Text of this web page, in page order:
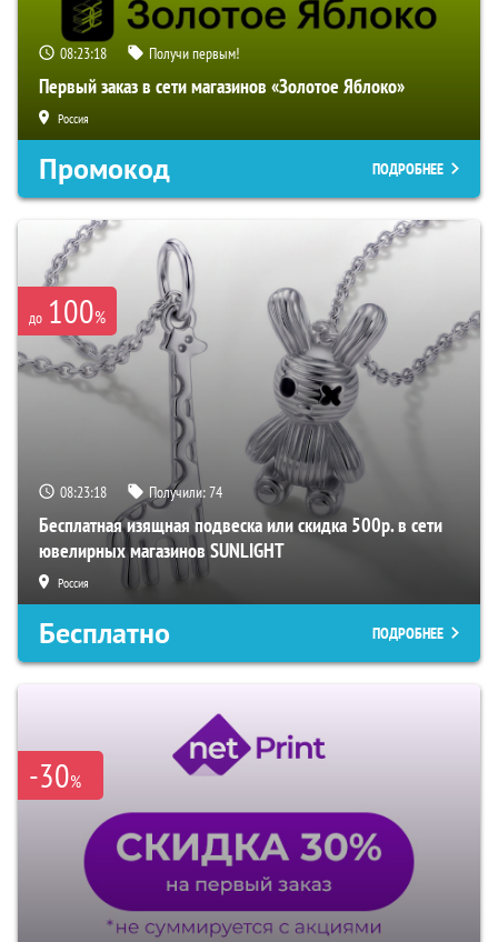
08:23:17 Получи первым!
Первый заказ в сети магазинов «Золотое Яблоко»
Россия
Промокод ПОДРОБНЕЕ
до 100%
08:23:17 Получили:74
Бесплатная изящная подвеска или скидка 500р. в сети
ювелирных магазинов SUNLIGHT
Россия
Бесплатно ПОДРОБНЕЕ
-30%